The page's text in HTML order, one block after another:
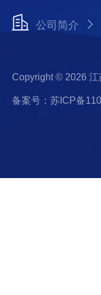
公司简介
Copyright © 2026
备案号：苏ICP备